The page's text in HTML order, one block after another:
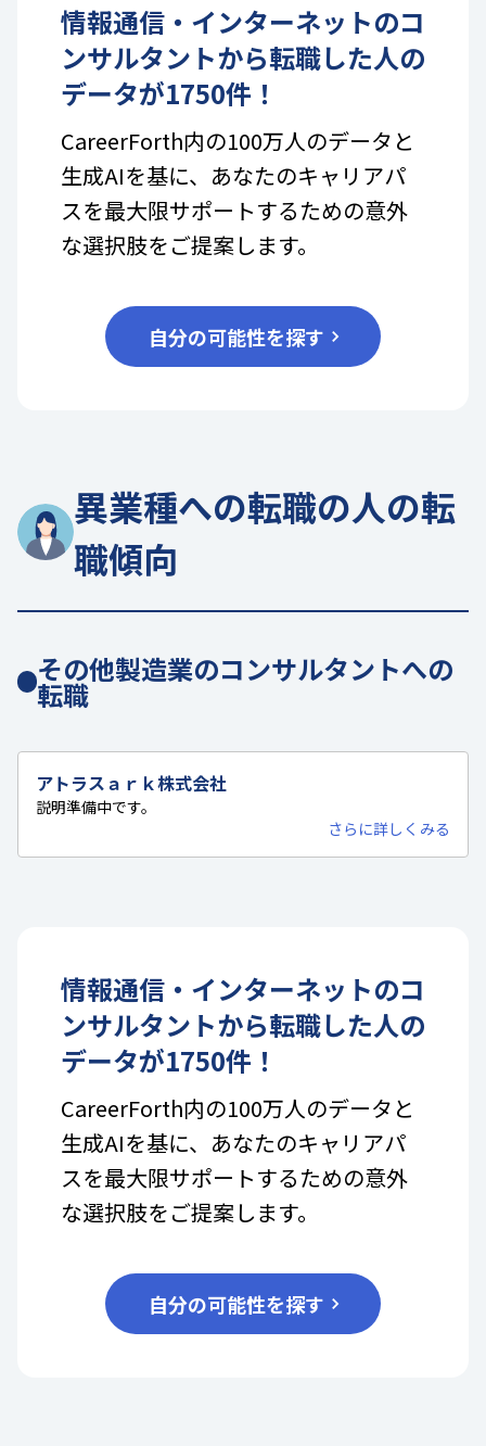
情報通信・インターネットのコ
ンサルタントから転職した人の
データが1750件！
CareerForth内の100万人のデータと
生成AIを基に、あなたのキャリアパ
スを最大限サポートするための意外
な選択肢をご提案します。
自分の可能性を探す
異業種への転職の人の転
職傾向
その他製造業のコンサルタントへの
転職
アトラスａｒｋ株式会社
説明準備中です。
さらに詳しくみる
情報通信・インターネットのコ
ンサルタントから転職した人の
データが1750件！
CareerForth内の100万人のデータと
生成AIを基に、あなたのキャリアパ
スを最大限サポートするための意外
な選択肢をご提案します。
自分の可能性を探す